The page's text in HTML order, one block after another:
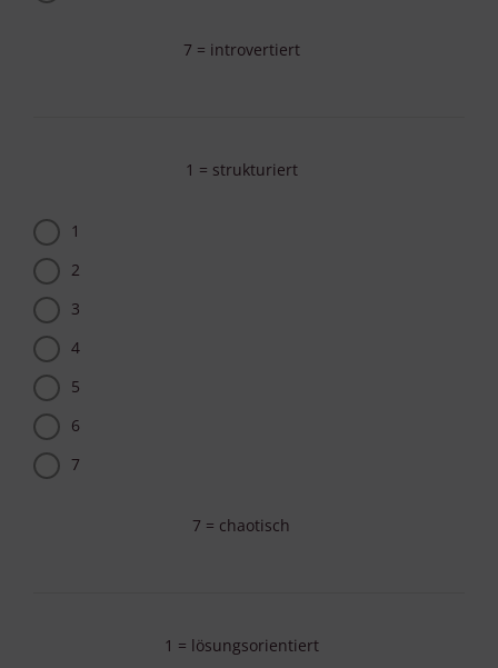
7 = introvertiert
1 = strukturiert
1
2
3
4
5
6
7
7 = chaotisch
1 = lösungsorientiert